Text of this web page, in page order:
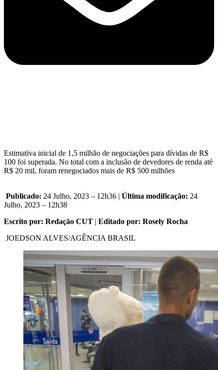
Estimativa inicial de 1,5 milhão de negociações para dívidas de R$
100 foi superada. No total com a inclusão de devedores de renda até
R$ 20 mil, foram renegociados mais de R$ 500 milhões
Publicado: 24 Julho, 2023 – 12h36 | Última modificação: 24
Julho, 2023 – 12h38
Escrito por: Redação CUT | Editado por: Rosely Rocha
JOEDSON ALVES/AGÊNCIA BRASIL